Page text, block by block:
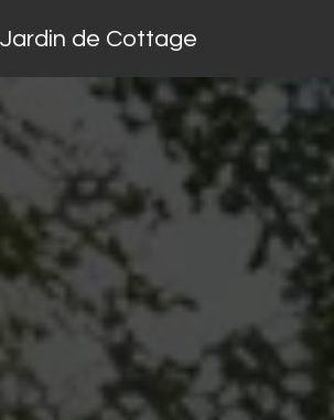
Jardin de Cottage